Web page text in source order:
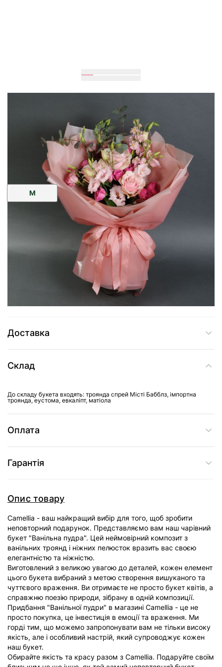
см 40см
M
3 139 грн
Додати до кошика
Купити в один клік
Доставка
Склад
До складу букета входять: троянда спрей Місті Бабблз, імпортна
троянда, еустома, евкаліпт, матіола
Оплата
Гарантія
Опис товару
Camellia - ваш найкращий вибір для того, щоб зробити
неповторний подарунок. Представляємо вам наш чарівний
букет "Ванільна пудра". Цей неймовірний композит з
ванільних троянд і ніжних пелюсток вразить вас своєю
елегантністю та ніжністю.
Виготовлений з великою увагою до деталей, кожен елемент
цього букета вибраний з метою створення вишуканого та
чуттєвого враження. Ви отримаєте не просто букет квітів, а
справжню поезію природи, зібрану в одній композиції.
Придбання "Ванільної пудри" в магазині Camellia - це не
просто покупка, це інвестиція в емоції та враження. Ми
горді тим, що можемо запропонувати вам не тільки високу
якість, але і особливий настрій, який супроводжує кожен
наш букет.
Обирайте якість та красу разом з Camellia. Подаруйте своїм